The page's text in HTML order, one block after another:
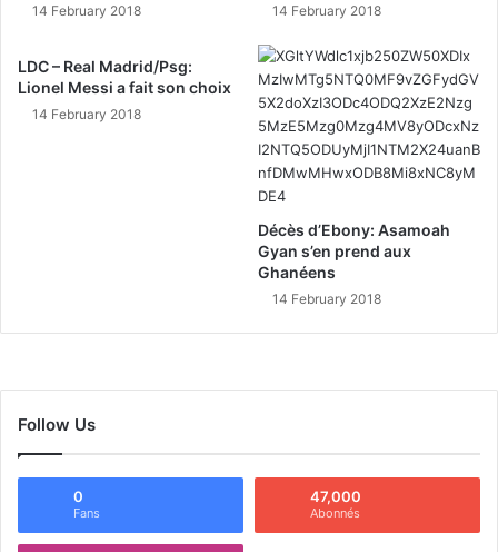
14 February 2018 14 February 2018
LDC – Real Madrid/Psg:
Lionel Messi a fait son choix
14 February 2018
Décès d’Ebony: Asamoah
Gyan s’en prend aux
Ghanéens
14 February 2018
Follow Us
0
Fans
47,000
Abonnés